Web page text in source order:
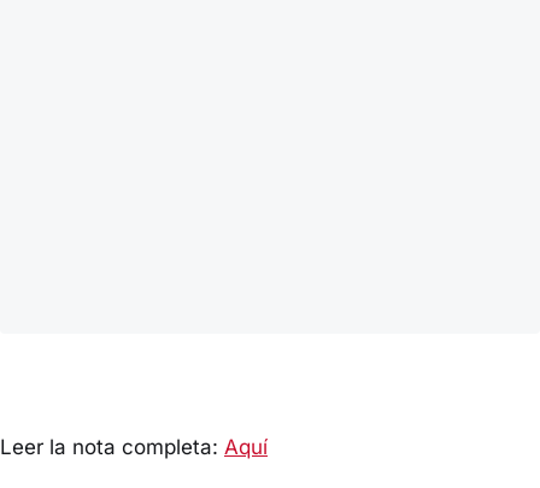
Leer la nota completa: Aquí